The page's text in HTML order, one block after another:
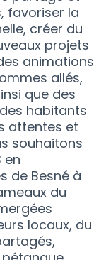
favoriser la
créer du
projets
animations
allés,
que des
habitants
attentes et
souhaitons
en
de Besné à
du
locaux, du